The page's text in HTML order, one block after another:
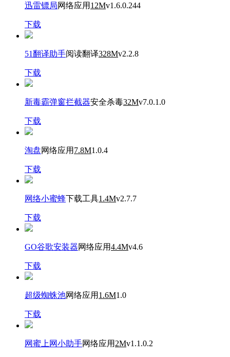
迅雷镖局网络应用 12Mv1.6.0.244
下载
51翻译助手阅读翻译328Mv2.2.8
下载
新毒霸弹窗拦截器安全杀毒32Mv7.0.1.0
下载
淘盘网络应用 7.8M1.0.4
下载
网络小蜜蜂下载工具1.4Mv2.7.7
下载
GO谷歌安装器网络应用4.4Mv4.6
下载
超级蜘蛛池网络应用 1.6M1.0
下载
网蜜上网小助手网络应用 2Mv1.1.0.2